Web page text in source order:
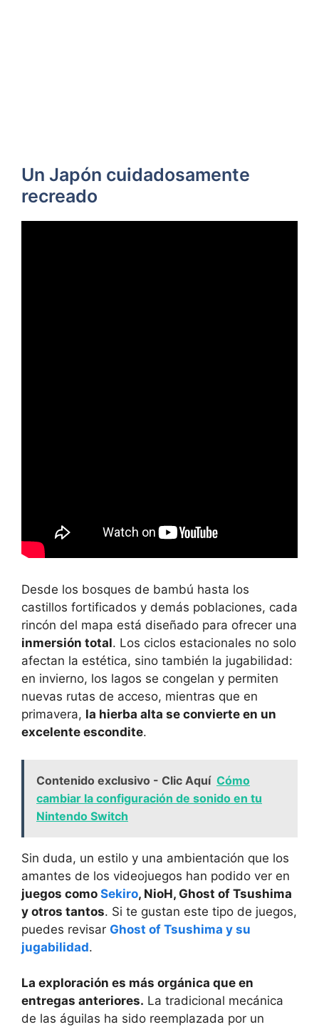
Un Japón cuidadosamente
recreado
Desde los bosques de bambú hasta los
castillos fortificados y demás poblaciones, cada
rincón del mapa está diseñado para ofrecer una
inmersión total. Los ciclos estacionales no solo
afectan la estética, sino también la jugabilidad:
en invierno, los lagos se congelan y permiten
nuevas rutas de acceso, mientras que en
primavera, la hierba alta se convierte en un
excelente escondite.
Contenido exclusivo - Clic Aquí Cómo
cambiar la configuración de sonido en tu
Nintendo Switch
Sin duda, un estilo y una ambientación que los
amantes de los videojuegos han podido ver en
juegos como Sekiro, NioH, Ghost of Tsushima
y otros tantos. Si te gustan este tipo de juegos,
puedes revisar Ghost of Tsushima y su
jugabilidad.
La exploración es más orgánica que en
entregas anteriores. La tradicional mecánica
de las águilas ha sido reemplazada por un